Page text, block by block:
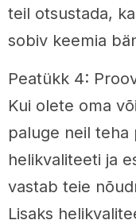
teil otsustada,
sobiv keemia
Peatükk 4:
Kui olete oma
paluge neil teha
helikvaliteeti ja
vastab teie
Lisaks